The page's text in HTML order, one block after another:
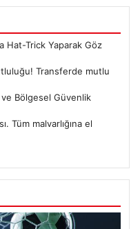
Hat-Trick Yaparak Göz
Transferde mutlu
ve Bölgesel Güvenlik
Tüm malvarlığına el